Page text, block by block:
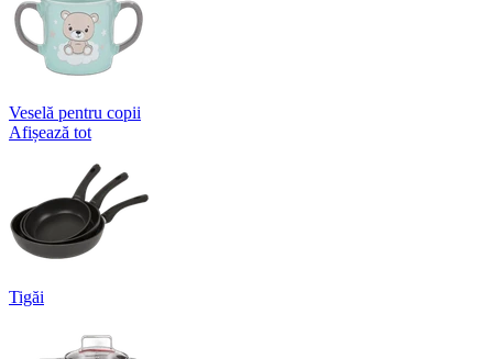
Veselă pentru copii
Afișează tot
Tigăi